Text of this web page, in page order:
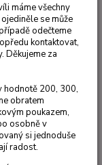
malolistá - cena za
3-
máme všechny
se může
odečteme
kontaktovat,
Děkujeme za
hodnotě 200, 300,
obratem
poukazem,
osobně v
si jednoduše
radost.